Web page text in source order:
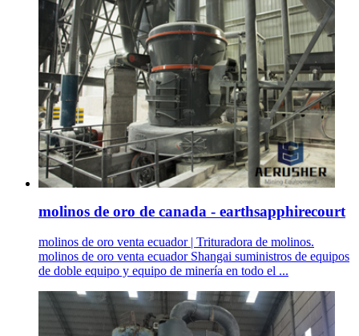
molinos de oro de canada - earthsapphirecourt
molinos de oro venta ecuador | Trituradora de molinos.
molinos de oro venta ecuador Shangai suministros de equipos
de doble equipo y equipo de minería en todo el ...